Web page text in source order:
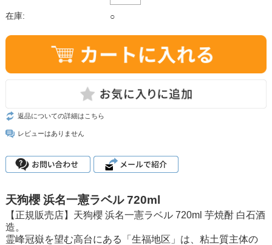
在庫: ○
返品についての詳細はこちら
レビューはありません
天狗櫻 浜名一憲ラベル 720ml
【正規販売店】天狗櫻 浜名一憲ラベル 720ml 芋焼酎 白石酒
造。
霊峰冠嶽を望む高台にある「生福地区」は、粘土質主体の